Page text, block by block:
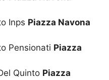
Inps Piazza Navona
Pensionati Piazza
Quinto Piazza